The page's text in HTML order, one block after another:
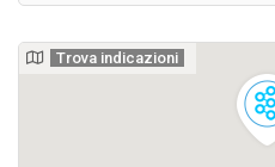
Trova indicazioni